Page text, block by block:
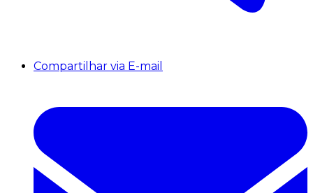
Compartilhar via E-mail